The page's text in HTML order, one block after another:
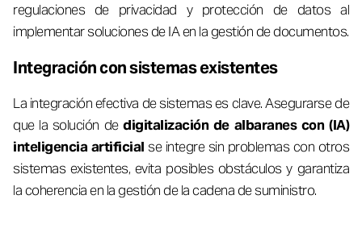
regulaciones de privacidad y protección de datos al
implementar soluciones de IA en la gestión de documentos.
Integración con sistemas existentes
La integración efectiva de sistemas es clave. Asegurarse de
que la solución dedigitalización de albaranes con (IA)
inteligencia artificial se integre sin problemas con otros
sistemas existentes, evita posibles obstáculos y garantiza
la coherencia en la gestión de la cadena de suministro.